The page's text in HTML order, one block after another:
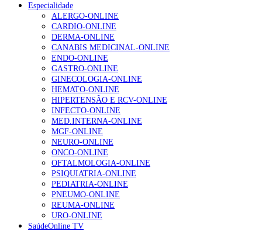
Especialidade
ALERGO-ONLINE
CARDIO-ONLINE
DERMA-ONLINE
CANABIS MEDICINAL-ONLINE
ENDO-ONLINE
GASTRO-ONLINE
GINECOLOGIA-ONLINE
HEMATO-ONLINE
HIPERTENSÃO E RCV-ONLINE
INFECTO-ONLINE
MED.INTERNA-ONLINE
MGF-ONLINE
NEURO-ONLINE
ONCO-ONLINE
OFTALMOLOGIA-ONLINE
PSIQUIATRIA-ONLINE
PEDIATRIA-ONLINE
PNEUMO-ONLINE
REUMA-ONLINE
URO-ONLINE
SaúdeOnline TV